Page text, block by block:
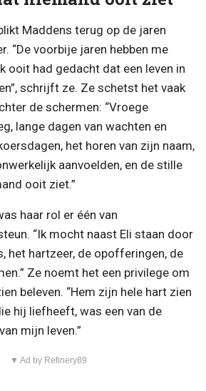
Maddens terug op de jaren
“De voorbije jaren hebben me
ooit had gedacht dat een leven in
schrijft ze. Ze schetst het vaak
de schermen: “Vroege
lange dagen van wachten en
het horen van zijn naam,
aanvoelden, en de stille
ooit ziet.”
haar rol er één van
“Ik mocht naast Eli staan door
het hartzeer, de opofferingen, de
Ze noemt het een privilege om
beleven. “Hem zijn hele hart zien
hij liefheeft, was een van de
mijn leven.”
▼ Ad by Refinery89